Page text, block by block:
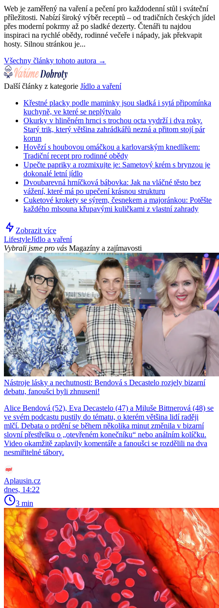
Web je zaměřený na vaření a pečení pro každodenní stůl i sváteční
příležitosti. Nabízí široký výběr receptů – od tradičních českých jídel
přes moderní pokrmy až po sladké dezerty. Čtenáři tu najdou
inspiraci na rychlé obědy, rodinné večeře i nápady, jak překvapit
hosty. Silnou stránkou je...
Všechny články tohoto autora →
Další články z kategorie Jídlo a vaření
Křestné placky podle maminky jsou sladká i sytá připomínka
kuchyně, ve které se neplýtvalo
Okurky v hliněném hrnci s trochou octa vydrží i dva roky.
Starý trik, který většina zahrádkářů nezná a přitom stojí pár
korun
Hovězí s houbovou omáčkou a karlovarským knedlíkem:
Tradiční recept pro rodinné obědy
Upečte papriky a rozmixujte je: Sametový krém s brynzou je
dokonalé letní jídlo
Dvoubarevná hrníčková bábovka: Jak na vláčné těsto bez
vážení, které má po upečení krásnou strukturu
Cuketové krokety se sýrem, česnekem a majoránkou: Potěšte
každého mlsouna křupavými kuličkami z vlastní zahrady
Zobrazit více
LifestyleJídlo a vaření
Vybrali jsme pro vás Magazíny a zajímavosti
Nástroje lásky a nechutnosti: Bendová s Decastelo rozjely bizarní
debatu, fanoušci byli zhnuseni!
Alice Bendová (52), Eva Decastelo (47) a Miluše Bittnerová (48) se
ve svém podcastu pustily do tématu, o kterém většina lidí raději
mlčí. Debata o prdění se během několika minut změnila v bizarní
slovní přestřelku o „otevřeném konečníku“ nebo análním kolíčku.
Video okamžitě zaplavily komentáře a fanoušci se rozdělili na dva
nesmiřitelné tábory.
Aplausin.cz
dnes, 14:22
3 min